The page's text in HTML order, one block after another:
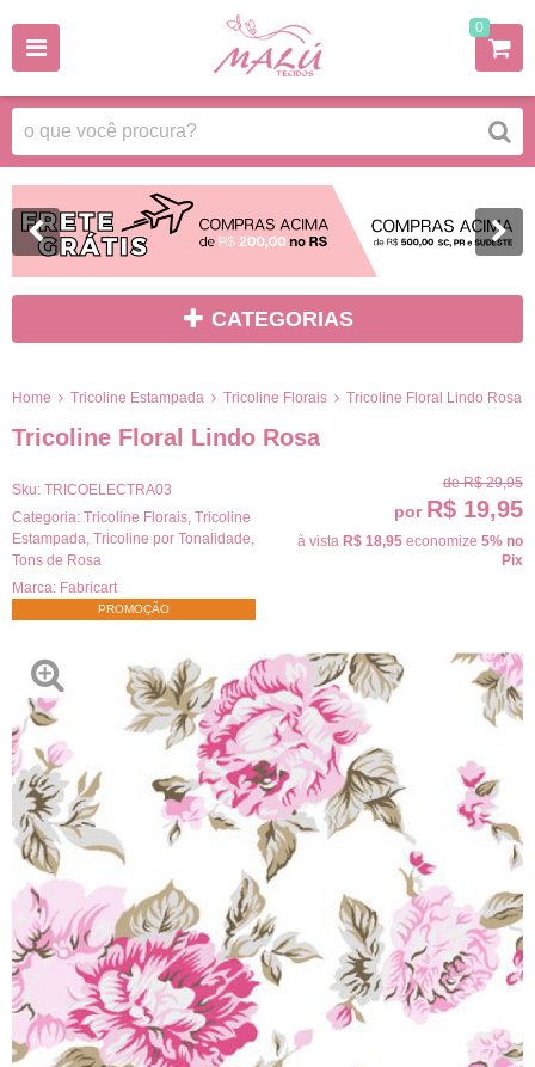
0
CATEGORIAS
Home Tricoline Estampada Tricoline Florais Tricoline Floral Lindo Rosa
Tricoline Floral Lindo Rosa
Sku: TRICOELECTRA03
Categoria: Tricoline Florais Tricoline
Estampada Tricoline por Tonalidade
Tons de Rosa
Marca: Fabricart
PROMOÇÃO
de R$ 29,95
por R$ 19,95
à vista R$ 18,95 economize 5% no
Pix